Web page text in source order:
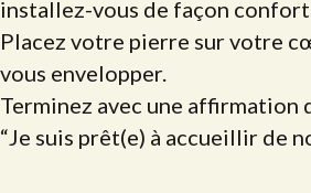
installez-vous de façon
Placez votre pierre sur votre
vous envelopper.
Terminez avec une affirmation
“Je suis prêt(e) à accueillir de